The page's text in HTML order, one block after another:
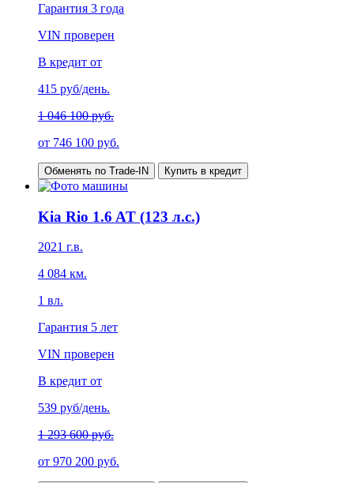
Гарантия 3 года
VIN проверен
В кредит от
415 руб/день.
1 046 100 руб.
от 746 100 руб.
Обменять по Trade-IN Купить в кредит
Kia Rio 1.6 AT (123 л.с.)
2021 г.в.
4 084 км.
1 вл.
Гарантия 5 лет
VIN проверен
В кредит от
539 руб/день.
1 293 600 руб.
от 970 200 руб.